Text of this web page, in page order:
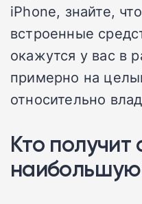
iPhone, знайте,
встроенные
окажутся у вас в
примерно на
относительно
Кто получит
наибольшую